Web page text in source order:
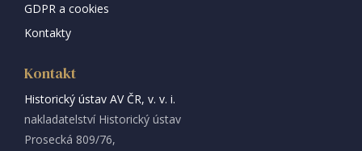
GDPR a cookies
Kontakty
Kontakt
Historický ústav AV ČR, v. v. i.
nakladatelství Historický ústav
Prosecká 809/76,